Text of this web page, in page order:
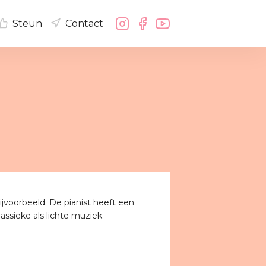
De pianist heeft een
als lichte muziek.
Steun Contact